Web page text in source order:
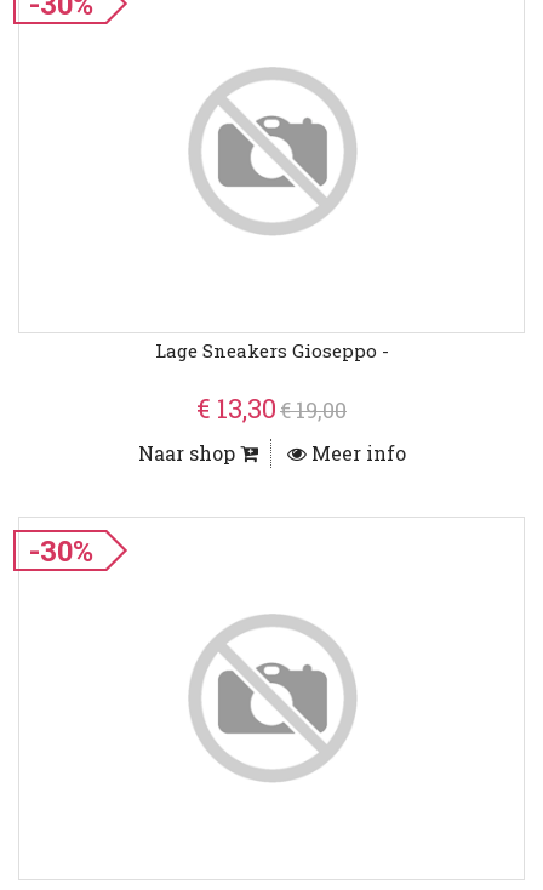
Lage Sneakers Gioseppo -
€ 13,30€ 19,00
Naar shop Meer info
-30%